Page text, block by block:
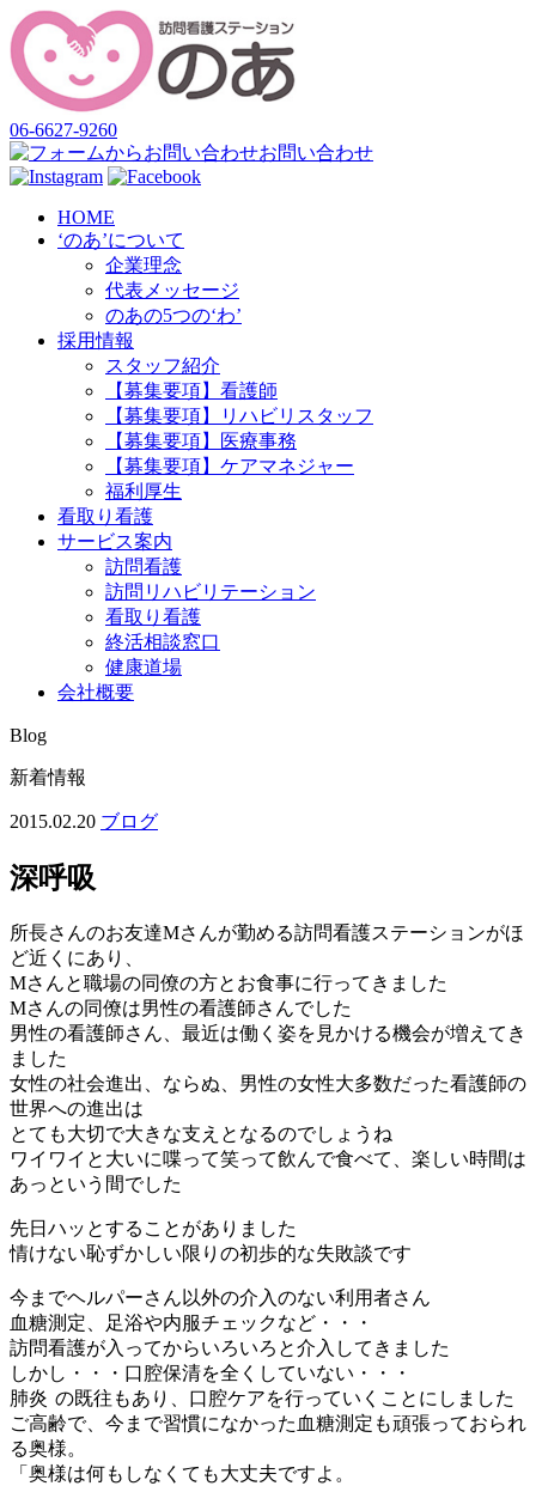
06-6627-9260
お問い合わせ
HOME
‘のあ’について
企業理念
代表メッセージ
のあの5つの‘わ’
採用情報
スタッフ紹介
【募集要項】看護師
【募集要項】リハビリスタッフ
【募集要項】医療事務
【募集要項】ケアマネジャー
福利厚生
看取り看護
サービス案内
訪問看護
訪問リハビリテーション
看取り看護
終活相談窓口
健康道場
会社概要
Blog
新着情報
2015.02.20 ブログ
深呼吸
所長さんのお友達Mさんが勤める訪問看護ステーションがほ
ど近くにあり、
Mさんと職場の同僚の方とお食事に行ってきました
Mさんの同僚は男性の看護師さんでした
男性の看護師さん、最近は働く姿を見かける機会が増えてき
ました
女性の社会進出、ならぬ、男性の女性大多数だった看護師の
世界への進出は
とても大切で大きな支えとなるのでしょうね
ワイワイと大いに喋って笑って飲んで食べて、楽しい時間は
あっという間でした
先日ハッとすることがありました
情けない恥ずかしい限りの初歩的な失敗談です
今までヘルパーさん以外の介入のない利用者さん
血糖測定、足浴や内服チェックなど・・・
訪問看護が入ってからいろいろと介入してきました
しかし・・・口腔保清を全くしていない・・・
肺炎 の既往もあり、口腔ケアを行っていくことにしました
ご高齢で、今まで習慣になかった血糖測定も頑張っておられ
る奥様。
「奥様は何もしなくても大丈夫ですよ。